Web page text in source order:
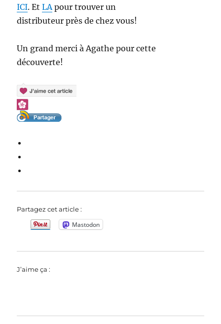
ICI. EtLApour trouver un
distributeur près de chez vous!
Un grand merci à Agathe pour cette
découverte!
Partagez cet article :
Mastodon
J’aime ça :